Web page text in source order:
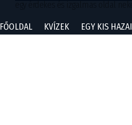
FŐOLDAL KVÍZEK EGY KIS HAZAI